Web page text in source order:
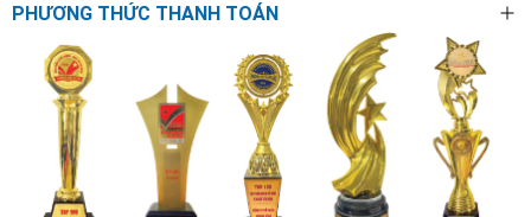
PHƯƠNG THỨC THANH TOÁN